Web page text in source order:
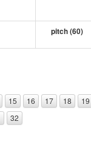
pitch (60)
15 16 17 18
19
32